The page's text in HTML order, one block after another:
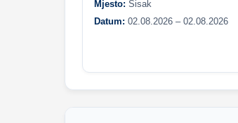
Mjesto: Sisak
Datum: 02.08.2026 – 02.08.2026